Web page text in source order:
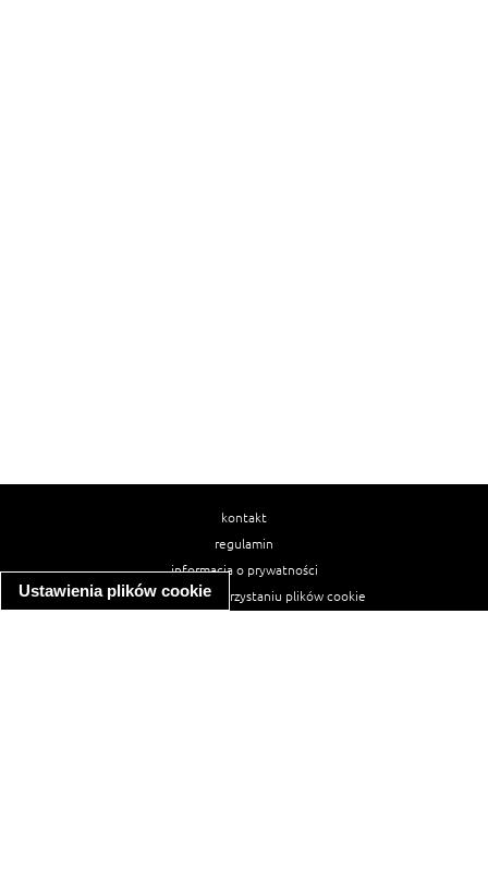
Ustawienia plików cookie
kontakt
regulamin
informacja o prywatności
informacja o wykorzystaniu plików cookie